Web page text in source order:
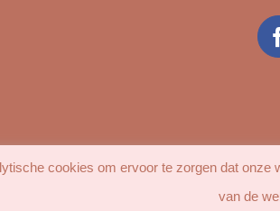
cookies om ervoor te zorgen dat
van de